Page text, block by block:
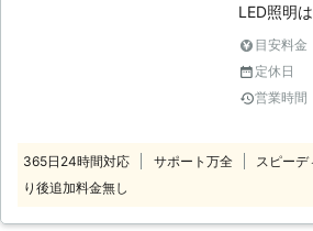
LED照明
光灯と比
し、これ
されていないことがご
(施工費)
銀に関す
造を中止
の施工費用の捻
目安料金
定休日
営業時間
365日24時間対応 サポート万全 スピー
り後追加料金無し